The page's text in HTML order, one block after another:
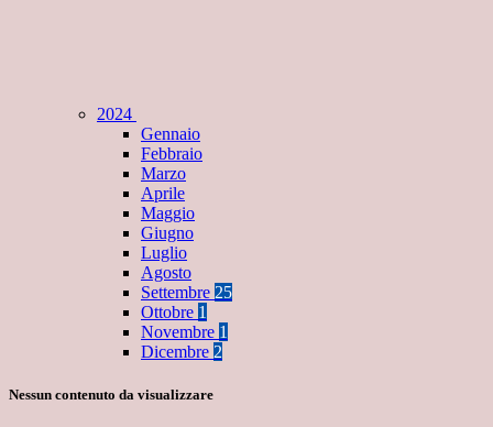
2024
Gennaio
Febbraio
Marzo
Aprile
Maggio
Giugno
Luglio
Agosto
Settembre 25
Ottobre 1
Novembre 1
Dicembre 2
Nessun contenuto da visualizzare